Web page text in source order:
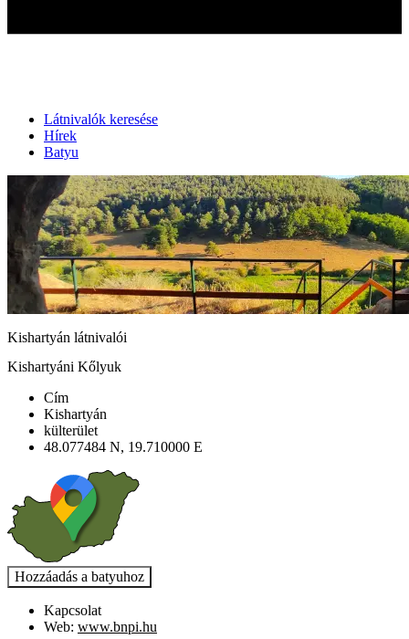
Látnivalók keresése
Hírek
Batyu
Kishartyán látnivalói
Kishartyáni Kőlyuk
Cím
Kishartyán
külterület
48.077484 N, 19.710000 E
Kapcsolat
Web: www.bnpi.hu